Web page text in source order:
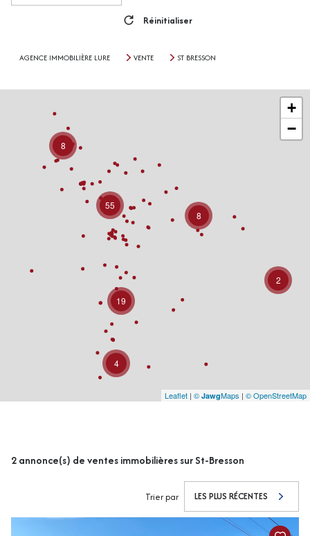
Réinitialiser
AGENCE IMMOBILIÈRE LURE VENTE ST BRESSON
2
4
8
8
19
55
+
−
Leaflet | © JawgMaps | © OpenStreetMap
2annonce(s) de ventes immobilières sur St-Bresson
Trier par LES PLUS RÉCENTES